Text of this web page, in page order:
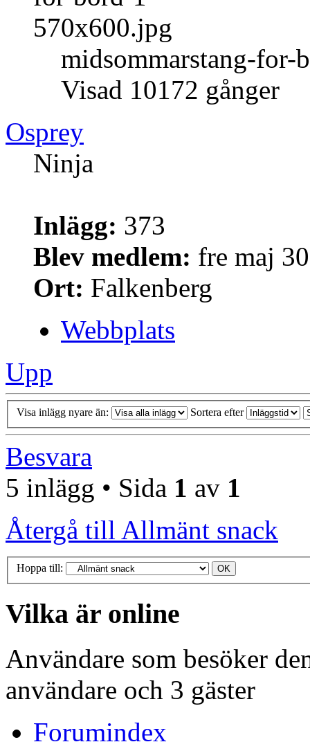
midsommarstang-
Visad 10172 gånger
Osprey
Ninja
Inlägg: 373
Blev medlem: fre maj
Ort: Falkenberg
Webbplats
Upp
Visa inlägg nyare än: Sortera efter
Besvara
5 inlägg • Sida 1 av 1
Återgå till Allmänt snack
Hoppa till:
Vilka är online
Användare som besöker
användare och 3 gäster
Forumindex